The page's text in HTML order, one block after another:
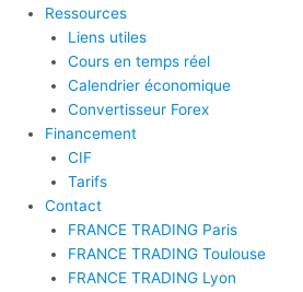
Ressources
Liens utiles
Cours en temps réel
Calendrier économique
Convertisseur Forex
Financement
CIF
Tarifs
Contact
FRANCE TRADING Paris
FRANCE TRADING Toulouse
FRANCE TRADING Lyon